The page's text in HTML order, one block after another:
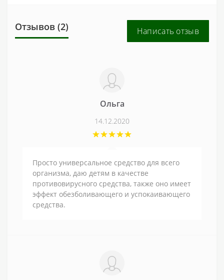
Отзывов (2) Написать отзыв
Ольга
14.12.2020
Просто универсальное средство для всего
организма, даю детям в качестве
противовирусного средства, также оно имеет
эффект обезболивающего и успокаивающего
средства.